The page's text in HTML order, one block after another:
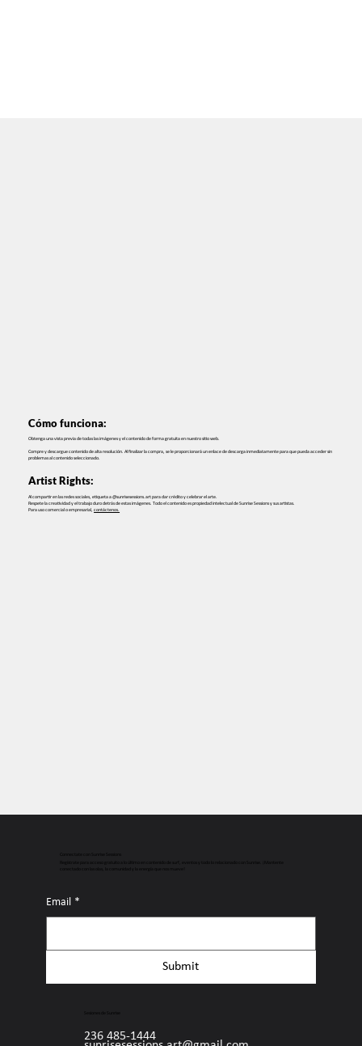
Cómo funciona:
Obtenga una vista previa de todas las imágenes y el contenido de forma gratuita en nuestro sitio web.
Compre y descargue contenido de alta resolución. Al finalizar la compra, se le proporcionará un enlace de descarga inmediatamente para que pueda acceder sin
problemas al contenido seleccionado.
Artist Rights:
Al compartir en las redes sociales, etiqueta a @sunrisesessions.art para dar crédito y celebrar el arte.
Respete la creatividad y el trabajo duro detrás de estas imágenes. Todo el contenido es propiedad intelectual de Sunrise Sessions y sus artistas.
Para uso comercial o empresarial,contáctenos.
Regístrate para acceso gratuito a lo último en contenido de surf, eventos y todo lo relacionado con Sunrise. ¡Mantente
conectado con las olas, la comunidad y la energía que nos mueve!
Email *
Submit
236 485-1444